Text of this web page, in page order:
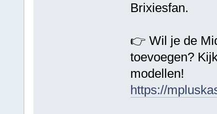
Brixiesfan.
👉 Wil je de
toevoegen?
modellen!
https://